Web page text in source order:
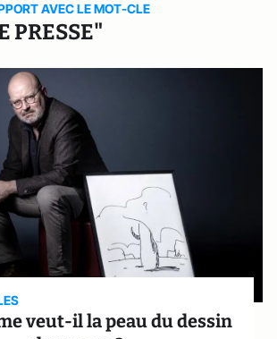
AVEC LE MOT-CLE
PRESSE"
veut-il la peau du dessin